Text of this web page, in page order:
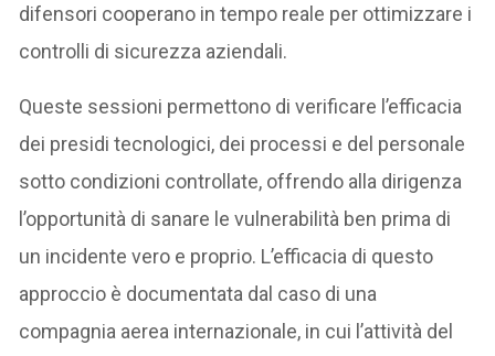
difensori cooperano in tempo reale per ottimizzare i
controlli di sicurezza aziendali.
Queste sessioni permettono di verificare l’efficacia
dei presidi tecnologici, dei processi e del personale
sotto condizioni controllate, offrendo alla dirigenza
l’opportunità di sanare le vulnerabilità ben prima di
un incidente vero e proprio. L’efficacia di questo
approccio è documentata dal caso di una
compagnia aerea internazionale, in cui l’attività del